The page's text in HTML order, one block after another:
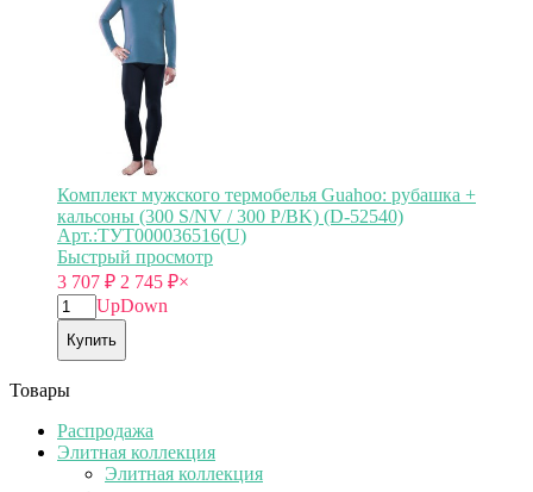
Комплект мужского термобелья Guahoo: рубашка +
кальсоны (300 S/NV / 300 P/BK) (D-52540)
Арт.:ТУТ000036516(U)
Быстрый просмотр
3 707 ₽ 2 745 ₽×
UpDown
Купить
Товары
Распродажа
Элитная коллекция
Элитная коллекция